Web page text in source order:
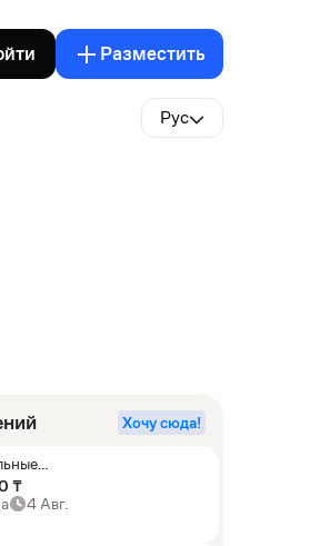
Разместить
Рус
Хочу сюда!
₸
4 Авг.